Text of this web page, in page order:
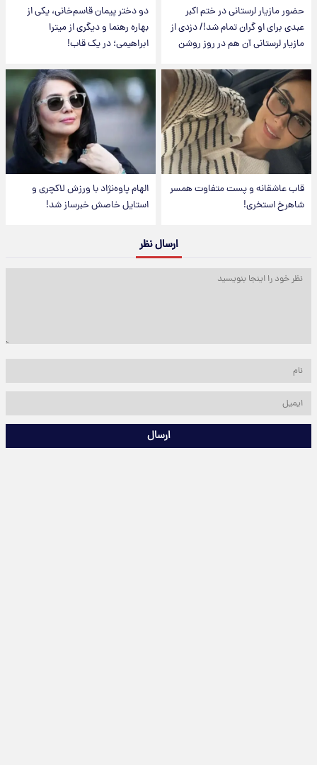
حضور مازیار لرستانی در ختم اکبر
عبدی برای او گران تمام شد!/ دزدی از
مازیار لرستانی آن هم در روز روشن
دو دختر پیمان قاسم‌خانی، یکی از
بهاره رهنما و دیگری از میترا
ابراهیمی؛ در یک قاب!
قاب عاشقانه و پست متفاوت همسر
شاهرخ استخری!
الهام پاوه‌نژاد با ورزش لاکچری و
استایل خاصش خبرساز شد!
ارسال نظر
ارسال